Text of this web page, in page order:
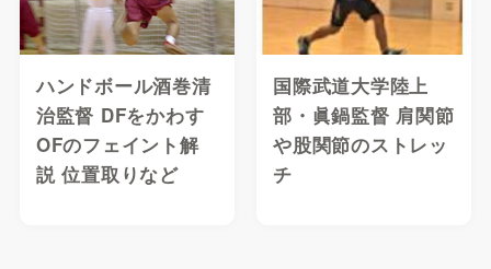
ハンドボール酒巻清
治監督 DFをかわす
OFのフェイント解
説 位置取りなど
国際武道大学陸上
部・眞鍋監督 肩関節
や股関節のストレッ
チ